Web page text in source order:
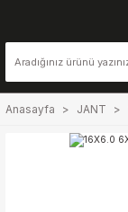
Anasayfa JANT